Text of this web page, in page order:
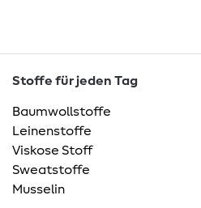
Stoffe für jeden Tag
Baumwollstoffe
Leinenstoffe
Viskose Stoff
Sweatstoffe
Musselin